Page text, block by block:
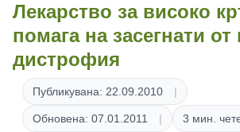
Лекарство за високо
помага на засегнати от
дистрофия
Публикувана: 22.09.2010
Обновена: 07.01.2011
3 мин.